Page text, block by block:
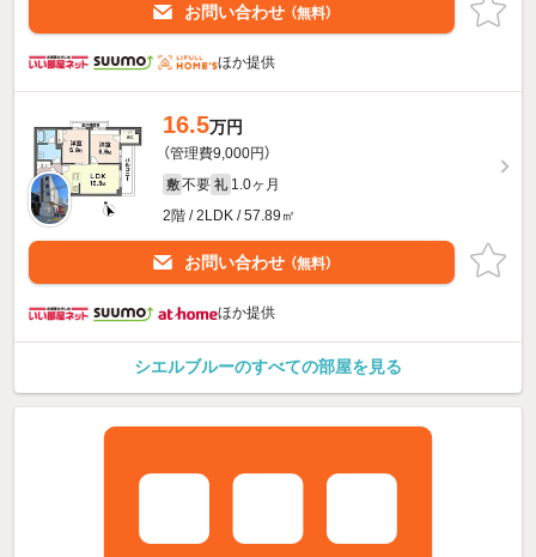
お問い合わせ （無料）
ほか提供
16.5万円
（管理費9,000円）
敷 不要 礼 1.0ヶ月
2階 / 2LDK / 57.89㎡
お問い合わせ （無料）
ほか提供
シエルブルーのすべての部屋を見る